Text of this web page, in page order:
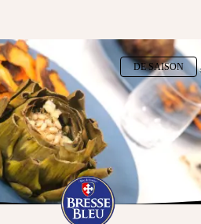
DE SAISON